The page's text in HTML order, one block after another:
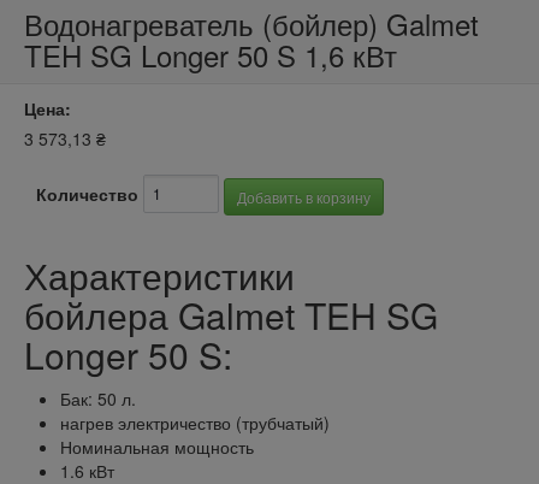
Водонагреватель (бойлер) Galmet
TEH SG Longer 50 S 1,6 кВт
Цена:
3 573,13 ₴
Количество
Характеристики
бойлера Galmet TEH SG
Longer 50 S:
Бак: 50 л.
нагрев электричество (трубчатый)
Номинальная мощность
1.6 кВт